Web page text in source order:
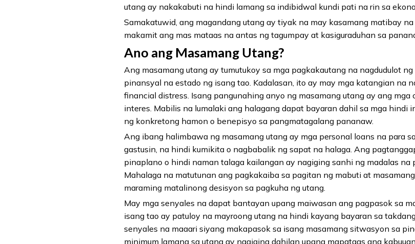
utang ay nakakabuti na hindi lamang sa indibidwal kundi pati na rin sa
Samakatuwid, ang magandang utang ay tiyak na may kasamang matibay
makamit ang mas mataas na antas ng tagumpay at kasiguraduhan sa
Ano ang Masamang Utang?
Ang masamang utang ay tumutukoy sa mga pagkakautang na nagdudulot
pinansyal na estado ng isang tao. Kadalasan, ito ay may mga katangian na
financial distress. Isang pangunahing anyo ng masamang utang ay ang
interes. Mabilis na lumalaki ang halagang dapat bayaran dahil sa mga hindi
ng konkretong hamon o benepisyo sa pangmatagalang pananaw.
Ang ibang halimbawa ng masamang utang ay mga personal loans na para
gastusin, na hindi kumikita o nagbabalik ng sapat na halaga. Ang
pinaplano o hindi naman talaga kailangan ay nagiging sanhi ng madalas na
Mahalaga na matutunan ang pagkakaiba sa pagitan ng mabuti at
maraming matalinong desisyon sa pagkuha ng utang.
May mga senyales na dapat bantayan upang maiwasan ang pagpasok sa
isang tao ay patuloy na mayroong utang na hindi kayang bayaran sa
senyales na maaari siyang makapasok sa isang masamang sitwasyon sa
minimum lamang sa utang ay nagiging dahilan upang mapataas ang